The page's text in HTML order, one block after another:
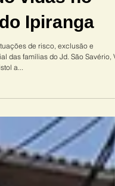
vem
vidas no
Ipiranga
de risco, exclusão e
a...